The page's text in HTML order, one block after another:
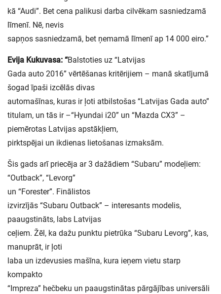
kā “Audi”. Bet cena palikusi darba cilvēkam sasniedzamā
līmenī. Nē, nevis
sapņos sasniedzamā, bet ņemamā līmenī ap 14 000 eiro.”
Evija Kukuvasa: “Balstoties uz “Latvijas
Gada auto 2016” vērtēšanas kritērijiem – manā skatījumā
šogad īpaši izcēlās divas
automašīnas, kuras ir ļoti atbilstošas “Latvijas Gada auto”
titulam, un tās ir –“Hyundai i20” un “Mazda CX3” –
piemērotas Latvijas apstākļiem,
pirktspējai un ikdienas lietošanas izmaksām.
Šis gads arī priecēja ar 3 dažādiem “Subaru” modeļiem:
“Outback”, “Levorg”
un “Forester”. Finālistos
izvirzījās “Subaru Outback” – interesants modelis,
paaugstināts, labs Latvijas
ceļiem. Žēl, ka dažu punktu pietrūka “Subaru Levorg”, kas,
manuprāt, ir ļoti
laba un izdevusies mašīna, kura ieņem vietu starp
kompakto
“Impreza” hečbeku un paaugstinātas pārgājības universāli